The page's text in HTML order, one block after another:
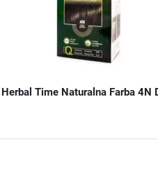
Herbal Time Naturalna Farba 4N